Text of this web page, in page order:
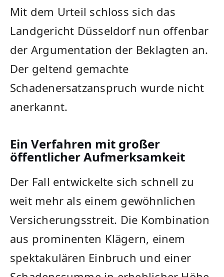
Mit dem Urteil schloss sich das
Landgericht Düsseldorf nun offenbar
der Argumentation der Beklagten an.
Der geltend gemachte
Schadenersatzanspruch wurde nicht
anerkannt.
Ein Verfahren mit großer
öffentlicher Aufmerksamkeit
Der Fall entwickelte sich schnell zu
weit mehr als einem gewöhnlichen
Versicherungsstreit. Die Kombination
aus prominenten Klägern, einem
spektakulären Einbruch und einer